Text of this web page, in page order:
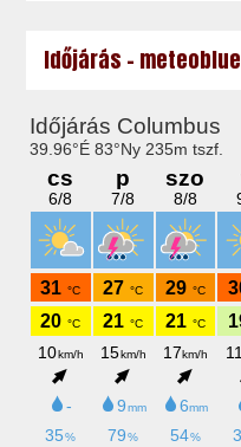
Időjárás - meteoblue